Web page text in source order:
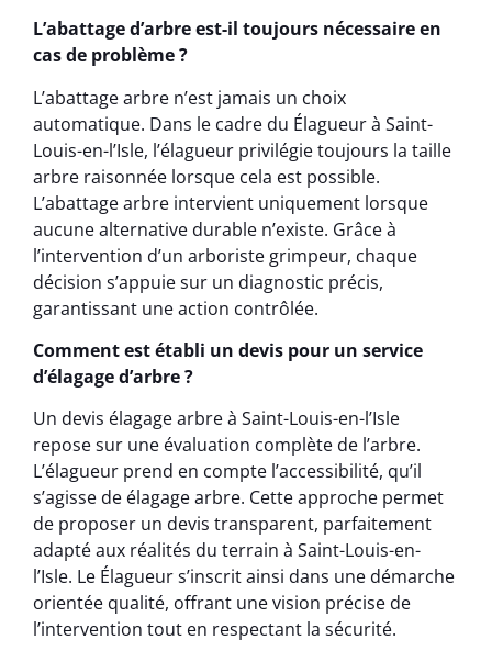
L’abattage d’arbre est-il toujours nécessaire en
cas de problème ?
L’abattage arbre n’est jamais un choix
automatique. Dans le cadre du Élagueur à Saint-
Louis-en-l’Isle, l’élagueur privilégie toujours la taille
arbre raisonnée lorsque cela est possible.
L’abattage arbre intervient uniquement lorsque
aucune alternative durable n’existe. Grâce à
l’intervention d’un arboriste grimpeur, chaque
décision s’appuie sur un diagnostic précis,
garantissant une action contrôlée.
Comment est établi un devis pour un service
d’élagage d’arbre ?
Un devis élagage arbre à Saint-Louis-en-l’Isle
repose sur une évaluation complète de l’arbre.
L’élagueur prend en compte l’accessibilité, qu’il
s’agisse de élagage arbre. Cette approche permet
de proposer un devis transparent, parfaitement
adapté aux réalités du terrain à Saint-Louis-en-
l’Isle. Le Élagueur s’inscrit ainsi dans une démarche
orientée qualité, offrant une vision précise de
l’intervention tout en respectant la sécurité.